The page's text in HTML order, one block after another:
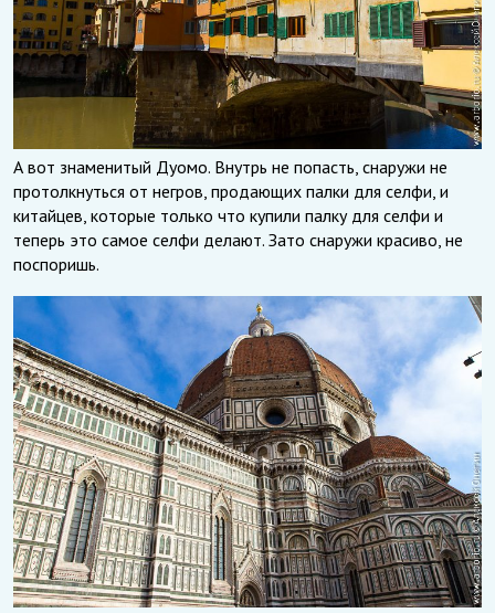
А вот знаменитый Дуомо. Внутрь не попасть, снаружи не
протолкнуться от негров, продающих палки для селфи, и
китайцев, которые только что купили палку для селфи и
теперь это самое селфи делают. Зато снаружи красиво, не
поспоришь.